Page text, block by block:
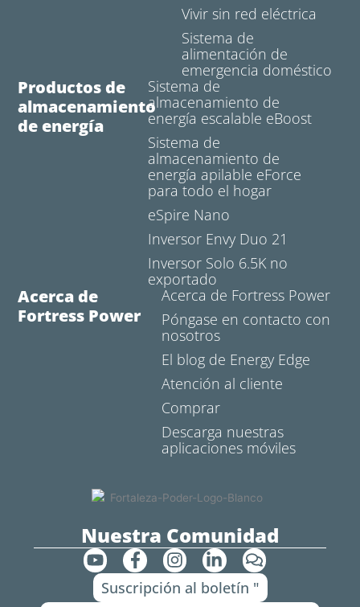
Vivir sin red eléctrica
Sistema de
alimentación de
emergencia doméstico
Productos de
almacenamiento
de energía
Sistema de
almacenamiento de
energía escalable eBoost
Sistema de
almacenamiento de
energía apilable eForce
para todo el hogar
eSpire Nano
Inversor Envy Duo 21
Inversor Solo 6.5K no
exportado
Acerca de
Fortress Power
Acerca de Fortress Power
Póngase en contacto con
nosotros
El blog de Energy Edge
Atención al cliente
Comprar
Descarga nuestras
aplicaciones móviles
Nuestra Comunidad
Y
o
u
F
a
c
I
n
s
L
i
n
C
o
m
Suscripción al boletín "